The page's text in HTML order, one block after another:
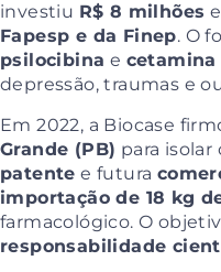
investiu R$ 8 milhões
Fapesp e da Finep. O
psilocibina e cetamina
depressão, traumas e
Em 2022, a Biocase
Grande (PB) para
patente e futura
importação de 18 kg
farmacológico. O
responsabilidade